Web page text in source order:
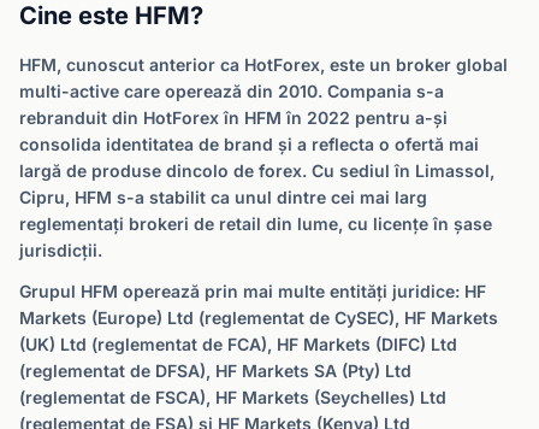
Cine este HFM?
HFM, cunoscut anterior ca HotForex, este un broker global
multi-active care operează din 2010. Compania s-a
rebranduit din HotForex în HFM în 2022 pentru a-și
consolida identitatea de brand și a reflecta o ofertă mai
largă de produse dincolo de forex. Cu sediul în Limassol,
Cipru, HFM s-a stabilit ca unul dintre cei mai larg
reglementați brokeri de retail din lume, cu licențe în șase
jurisdicții.
Grupul HFM operează prin mai multe entități juridice: HF
Markets (Europe) Ltd (reglementat de CySEC), HF Markets
(UK) Ltd (reglementat de FCA), HF Markets (DIFC) Ltd
(reglementat de DFSA), HF Markets SA (Pty) Ltd
(reglementat de FSCA), HF Markets (Seychelles) Ltd
(reglementat de FSA) și HF Markets (Kenya) Ltd